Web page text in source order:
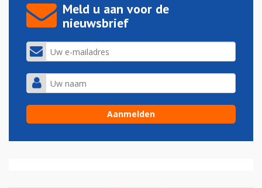
Meld u aan voor de
nieuwsbrief